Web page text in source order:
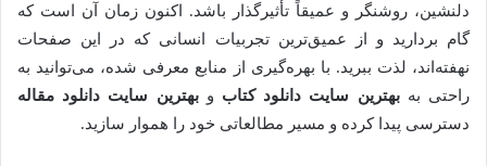
دلنشین، روشنگر و عمیقاً تأثیرگذار باشد. اکنون زمان آن است که
گام بردارید و از عمیق‌ترین تجربیات انسانی که در این صفحات
نهفته‌اند، لذت ببرید. با بهره‌گیری از منابع معرفی شده، می‌توانید به
راحتی بهبهترین سایت دانلود کتاب وبهترین سایت دانلود مقاله
دسترسی پیدا کرده و مسیر مطالعاتی خود را هموار سازید.